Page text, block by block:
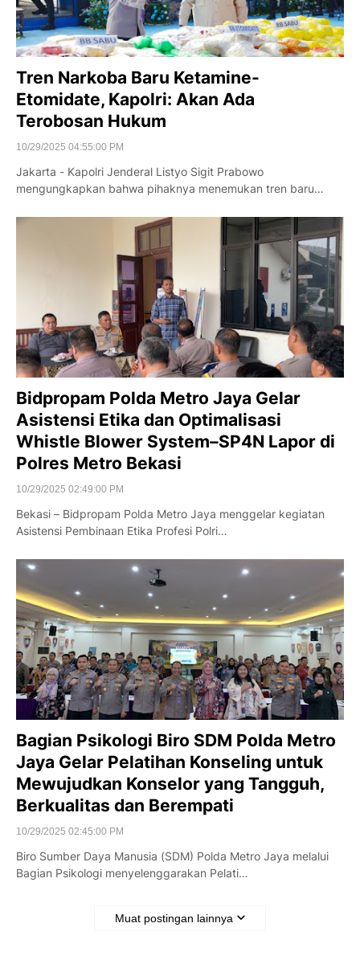
Tren Narkoba Baru Ketamine-
Etomidate, Kapolri: Akan Ada
Terobosan Hukum
10/29/2025 04:55:00 PM
Jakarta - Kapolri Jenderal Listyo Sigit Prabowo
mengungkapkan bahwa pihaknya menemukan tren baru…
Bidpropam Polda Metro Jaya Gelar
Asistensi Etika dan Optimalisasi
Whistle Blower System–SP4N Lapor di
Polres Metro Bekasi
10/29/2025 02:49:00 PM
Bekasi – Bidpropam Polda Metro Jaya menggelar kegiatan
Asistensi Pembinaan Etika Profesi Polri…
Bagian Psikologi Biro SDM Polda Metro
Jaya Gelar Pelatihan Konseling untuk
Mewujudkan Konselor yang Tangguh,
Berkualitas dan Berempati
10/29/2025 02:45:00 PM
Biro Sumber Daya Manusia (SDM) Polda Metro Jaya melalui
Bagian Psikologi menyelenggarakan Pelati…
Muat postingan lainnya